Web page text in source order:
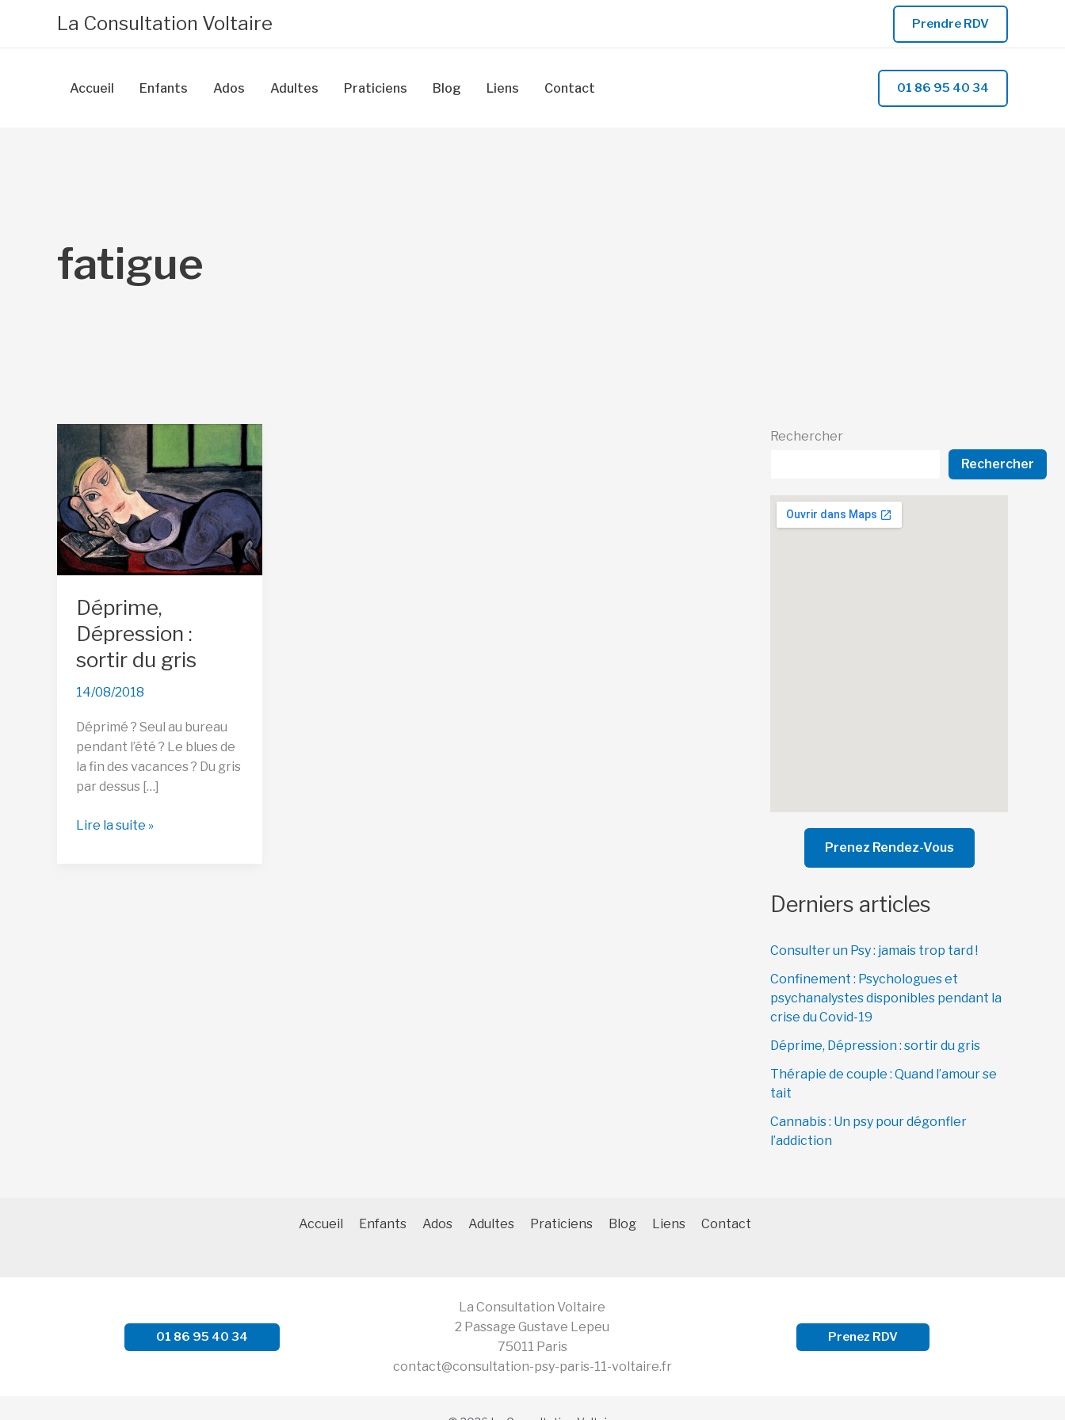
La Consultation Voltaire Prendre RDV
Accueil Enfants Ados Adultes Praticiens Blog Liens Contact 01 86 95 40 34
fatigue
Déprime,
Dépression :
sortir du gris
14/08/2018
Déprimé ? Seul au bureau
pendant l’été ? Le blues de
la fin des vacances ? Du gris
par dessus […]
Déprime,
Lire la suite »
Rechercher
Rechercher
Prenez Rendez-Vous
Derniers articles
Consulter un Psy : jamais trop tard !
Confinement : Psychologues et
psychanalystes disponibles pendant la
crise du Covid-19
Déprime, Dépression : sortir du gris
Thérapie de couple : Quand l’amour se
tait
Cannabis : Un psy pour dégonfler
l’addiction
Accueil Enfants Ados Adultes Praticiens Blog Liens Contact
01 86 95 40 34
La Consultation Voltaire
2 Passage Gustave Lepeu
75011 Paris
contact@consultation-psy-paris-11-voltaire.fr
Prenez RDV